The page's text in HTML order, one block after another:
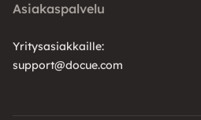
Asiakaspalvelu
Yritysasiakkaille:
support@docue.com